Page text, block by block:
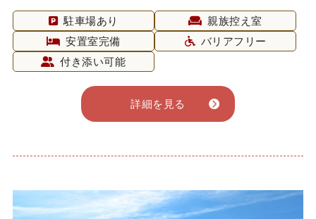
駐車場あり
親族控え室
安置室完備
バリアフリー
付き添い可能
詳細を見る